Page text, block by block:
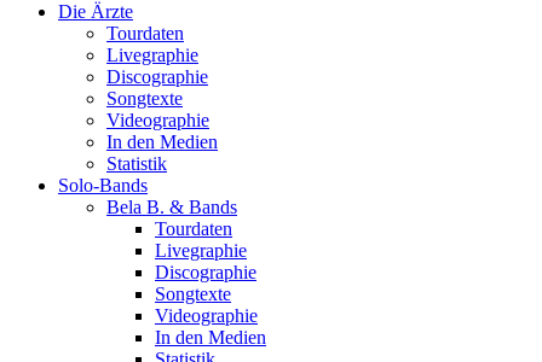
Die Ärzte
Tourdaten
Livegraphie
Discographie
Songtexte
Videographie
In den Medien
Statistik
Solo-Bands
Bela B. & Bands
Tourdaten
Livegraphie
Discographie
Songtexte
Videographie
In den Medien